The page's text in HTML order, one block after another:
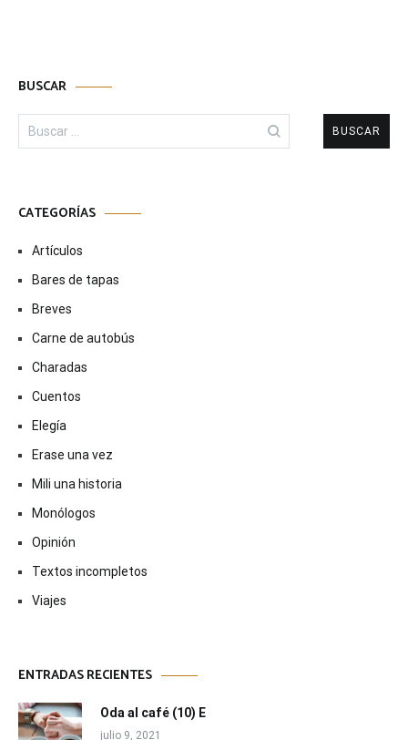
BUSCAR
Buscar:
CATEGORÍAS
Artículos
Bares de tapas
Breves
Carne de autobús
Charadas
Cuentos
Elegía
Erase una vez
Mili una historia
Monólogos
Opinión
Textos incompletos
Viajes
ENTRADAS RECIENTES
Oda al café (10) E
julio 9, 2021